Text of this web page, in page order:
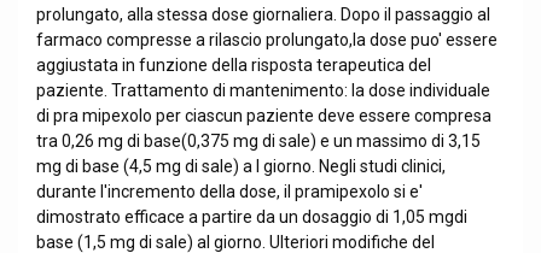
prolungato, alla stessa dose giornaliera. Dopo il passaggio al
farmaco compresse a rilascio prolungato,la dose puo' essere
aggiustata in funzione della risposta terapeutica del
paziente. Trattamento di mantenimento: la dose individuale
di pra mipexolo per ciascun paziente deve essere compresa
tra 0,26 mg di base(0,375 mg di sale) e un massimo di 3,15
mg di base (4,5 mg di sale) a l giorno. Negli studi clinici,
durante l'incremento della dose, il pramipexolo si e'
dimostrato efficace a partire da un dosaggio di 1,05 mgdi
base (1,5 mg di sale) al giorno. Ulteriori modifiche del